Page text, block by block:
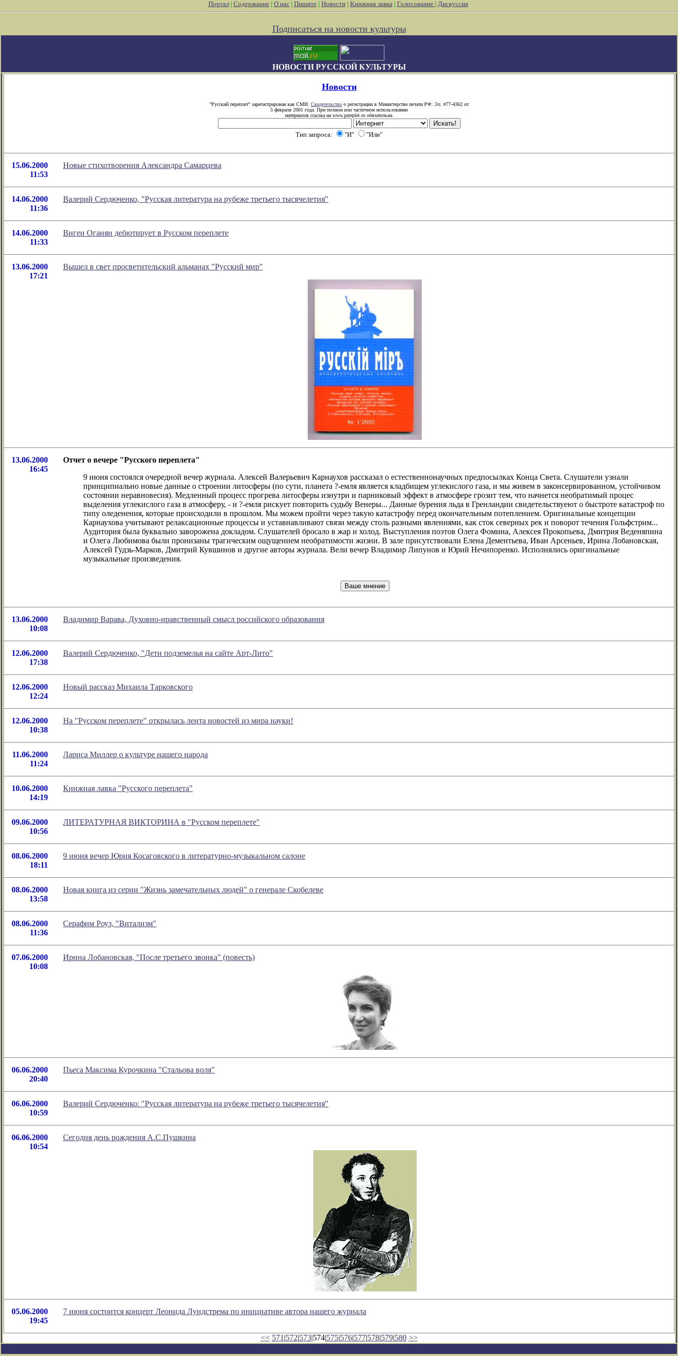
Портал| Содержание| О нас| Пишите| Новости| Книжная лавка| Голосование | Дискуссия
Подписаться на новости культуры
НОВОСТИ РУССКОЙ КУЛЬТУРЫ
Новости
"Русский переплет" зарегистрирован как СМИ. Свидетельство о регистрации в Министерстве печати РФ: Эл. #77-4362 от
5 февраля 2001 года. При полном или частичном использовании
материалов ссылка на www.pereplet.ru обязательна.
Тип запроса: "И" "Или"
15.06.2000
11:53
Новые стихотворения Александра Самарцева
14.06.2000
11:36
Валерий Сердюченко, "Русская литература на рубеже третьего тысячелетия"
14.06.2000
11:33
Виген Оганян дебютирует в Русском переплете
13.06.2000
17:21
Вышел в свет просветительский альманах "Русский мир"
13.06.2000
16:45
Отчет о вечере "Русского переплета"
9 июня состоялся очередной вечер журнала. Алексей Валерьевич Карнаухов рассказал о естественнонаучных предпосылках Конца Света. Слушатели узнали
принципиально новые данные о строении литосферы (по сути, планета ?-емля является кладбищем углекислого газа, и мы живем в законсервированном, устойчивом
состоянии неравновесия). Медленный процесс прогрева литосферы изнутри и парниковый эффект в атмосфере грозит тем, что начнется необратимый процес
выделения углекислого газа в атмосферу, - и ?-емля рискует повторить судьбу Венеры... Данные бурения льда в Гренландии свидетельствуеют о быстроте катастроф по
типу оледенения, которые происходили в прошлом. Мы можем пройти через такую катастрофу перед окончательным потеплением. Оригинальные концепции
Карнаухова учитывают релаксационные процессы и уставнавливают связи между столь разными явлениями, как сток северных рек и поворот течения Гольфстрим...
Аудитория была буквально заворожена докладом. Слушателей бросало в жар и холод. Выступления поэтов Олега Фомина, Алексея Прокопьева, Дмитрия Веденяпина
и Олега Любимова были пронизаны трагическим ощущением необратимости жизни. В зале присутствовали Елена Дементьева, Иван Арсеньев, Ирина Лобановская,
Алексей Гудзь-Марков, Дмитрий Кувшинов и другие авторы журнала. Вели вечер Владимир Липунов и Юрий Нечипоренко. Исполнялись оригинальные
музыкальные произведения.
13.06.2000
10:08
Владимир Варава, Духовно-нравственный смысл российского образования
12.06.2000
17:38
Валерий Сердюченко, "Дети подземелья на сайте Арт-Лито"
12.06.2000
12:24
Новый рассказ Михаила Тарковского
12.06.2000
10:38
На "Русском переплете" открылась лента новостей из мира науки!
11.06.2000
11:24
Лариса Миллер о культуре нашего народа
10.06.2000
14:19
Книжная лавка "Русского переплета"
09.06.2000
10:56
ЛИТЕРАТУРНАЯ ВИКТОРИНА в "Русском переплете"
08.06.2000
18:11
9 июня вечер Юрия Косаговского в литературно-музыкальном салоне
08.06.2000
13:58
Новая книга из серии "Жизнь замечательных людей" о генерале Скобелеве
08.06.2000
11:36
Серафим Роуз, "Витализм"
07.06.2000
10:08
Ирина Лобановская, "После третьего звонка" (повесть)
06.06.2000
20:40
Пьеса Максима Курочкина "Стальова воля"
06.06.2000
10:59
Валерий Сердюченко: "Русская литература на рубеже третьего тысячелетия"
06.06.2000
10:54
Сегодня день рождения А.С.Пушкина
05.06.2000
19:45
7 июня состоится концерт Леонида Лундстрема по инициативе автора нашего журнала
<< 571 |572|573|574|575|576|577|578|579|580 >>